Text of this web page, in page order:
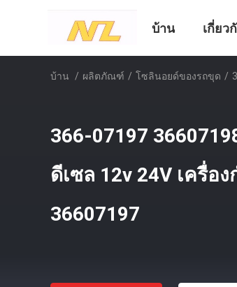
บ้าน เกี่ยว
บ้าน / ผลิตภัณฑ์ / โซลินอยด์ของรถขุด /
366-07197
ดีเซล 12v 24V เครื่อ
36607197